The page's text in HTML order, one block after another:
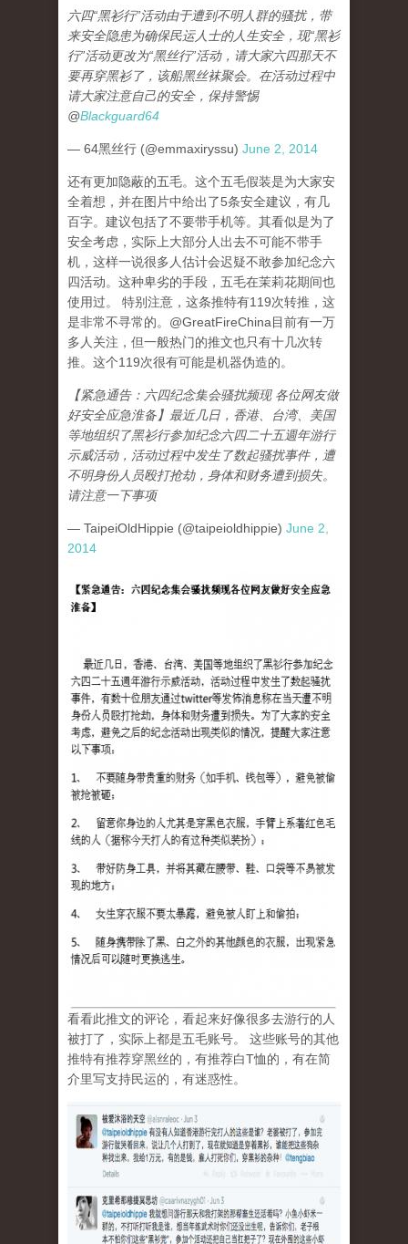
六四“黑衫行”活动由于遭到不明人群的骚扰，带
来安全隐患为确保民运人士的人生安全，现“黑衫
行”活动更改为“黑丝行”活动，请大家六四那天不
要再穿黑衫了，该船黑丝袜聚会。在活动过程中
请大家注意自己的安全，保持警惕
@Blackguard64
— 64黑丝行 (@emmaxiryssu) June 2, 2014
还有更加隐蔽的五毛。这个五毛假装是为大家安
全着想，并在图片中给出了5条安全建议，有几
百字。建议包括了不要带手机等。其看似是为了
安全考虑，实际上大部分人出去不可能不带手
机，这样一说很多人估计会迟疑不敢参加纪念六
四活动。这种卑劣的手段，五毛在茉莉花期间也
使用过。 特别注意，这条推特有119次转推，这
是非常不寻常的。@GreatFireChina目前有一万
多人关注，但一般热门的推文也只有十几次转
推。这个119次很有可能是机器伪造的。
【紧急通告：六四纪念集会骚扰频现 各位网友做
好安全应急淮备】最近几日，香港、台湾、美国
等地组织了黑衫行参加纪念六四二十五週年游行
示威活动，活动过程中发生了数起骚扰事件，遭
不明身份人员殴打抢劫，身体和财务遭到损失。
请注意一下事项
— TaipeiOldHippie (@taipeioldhippie) June 2,
2014
看看此推文的评论，看起来好像很多去游行的人
被打了，实际上都是五毛账号。 这些账号的其他
推特有推荐穿黑丝的，有推荐白T恤的，有在简
介里写支持民运的，有迷惑性。